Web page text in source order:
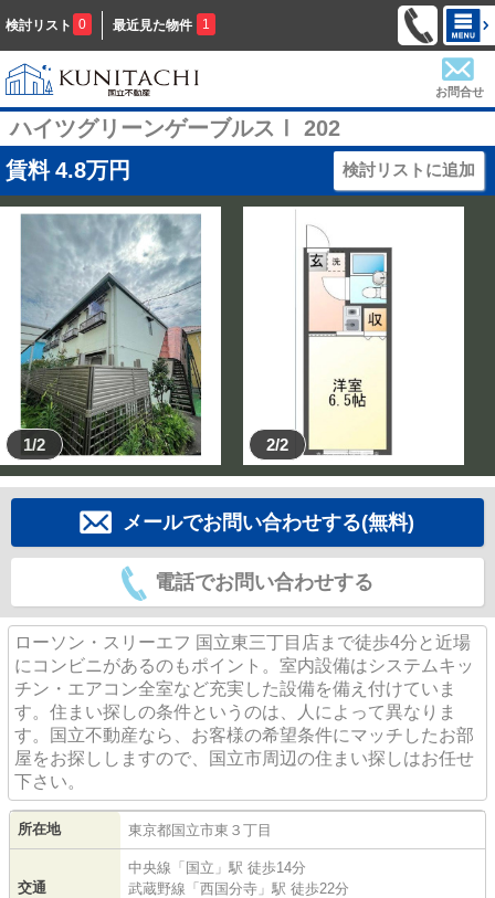
検討リスト 0 最近見た物件 1
お問合せ
ハイツグリーンゲーブルスⅠ 202
賃料 4.8万円 検討リストに追加
1/2 2/2
メールでお問い合わせする(無料)
電話でお問い合わせする
ローソン・スリーエフ 国立東三丁目店まで徒歩4分と近場
にコンビニがあるのもポイント。室内設備はシステムキッ
チン・エアコン全室など充実した設備を備え付けていま
す。住まい探しの条件というのは、人によって異なりま
す。国立不動産なら、お客様の希望条件にマッチしたお部
屋をお探ししますので、国立市周辺の住まい探しはお任せ
下さい。
所在地 東京都国立市東 ３丁目
交通
中央線 「 国立 」駅 徒歩14分
武蔵野線 「 西国分寺 」駅 徒歩22分